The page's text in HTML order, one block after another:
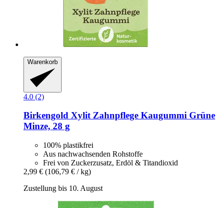
Warenkorb
4.0 (2)
Birkengold Xylit Zahnpflege Kaugummi Grüne
Minze, 28 g
100% plastikfrei
Aus nachwachsenden Rohstoffe
Frei von Zuckerzusatz, Erdöl & Titandioxid
2,99 € (106,79 € / kg)
Zustellung bis 10. August